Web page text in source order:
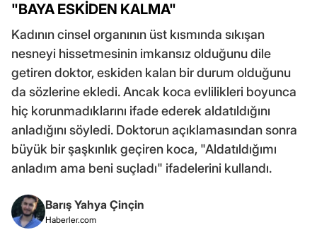
"BAYA ESKİDEN KALMA"
Kadının cinsel organının üst kısmında sıkışan
nesneyi hissetmesinin imkansız olduğunu dile
getiren doktor, eskiden kalan bir durum olduğunu
da sözlerine ekledi. Ancak koca evlilikleri boyunca
hiç korunmadıklarını ifade ederek aldatıldığını
anladığını söyledi. Doktorun açıklamasından sonra
büyük bir şaşkınlık geçiren koca, "Aldatıldığımı
anladım ama beni suçladı" ifadelerini kullandı.
Barış Yahya Çinçin
Haberler.com